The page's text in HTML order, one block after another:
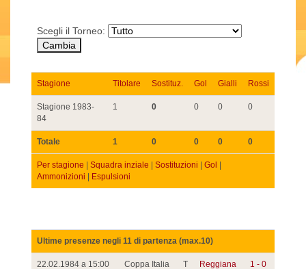
Scegli il Torneo:
Stagione Titolare Sostituz. Gol Gialli Rossi
Stagione 1983-
84
1 0 0 0 0
Totale 1 0 0 0 0
Per stagione Squadra inziale Sostituzioni Gol
Ammonizioni
Espulsioni
Ultime presenze negli 11 di partenza (max.10)
22.02.1984 a 15:00 Coppa Italia T Reggiana 1 - 0